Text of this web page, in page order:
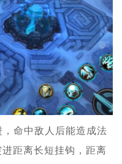
命中敌人后能造成法
距离长短挂钩，距离